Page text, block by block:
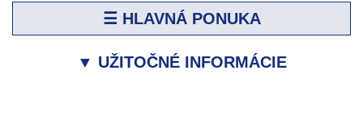
☰ HLAVNÁ PONUKA
▼ UŽITOČNÉ INFORMÁCIE